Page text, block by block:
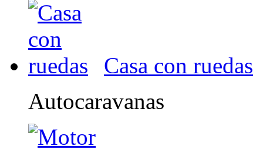
Casa con ruedas
Autocaravanas